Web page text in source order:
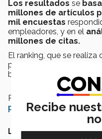
Los resultados se
millones de artículos
mil encuestas
empleadores, y en el
millones de citas.
El ranking, que se realiza
produce la reconocida
británica
Para dar
click aquí para
posiciones y el detalle
LEE MÁS:
Recibe